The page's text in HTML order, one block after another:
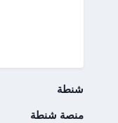
شنطة
منصة شنطة